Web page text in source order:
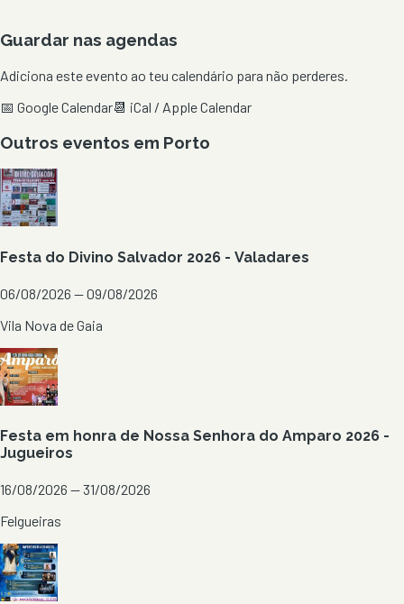
Guardar nas agendas
Adiciona este evento ao teu calendário para não perderes.
📅 Google Calendar📆 iCal / Apple Calendar
Outros eventos em Porto
Festa do Divino Salvador 2026 - Valadares
06/08/2026 — 09/08/2026
Vila Nova de Gaia
Festa em honra de Nossa Senhora do Amparo 2026 -
Jugueiros
16/08/2026 — 31/08/2026
Felgueiras